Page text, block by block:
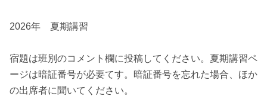
2026年 夏期講習
宿題は班別のコメント欄に投稿してください。夏期講習ペ
ージは暗証番号が必要てす。暗証番号を忘れた場合、ほか
の出席者に聞いてください。